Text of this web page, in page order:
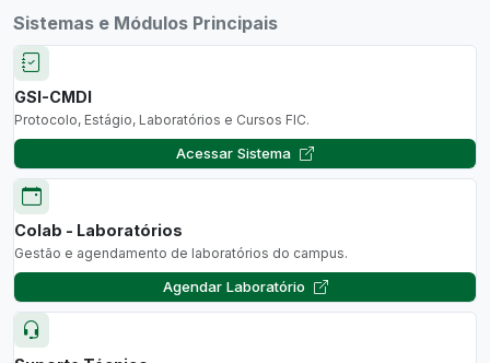
Sistemas e Módulos Principais
GSI-CMDI
Protocolo, Estágio, Laboratórios e Cursos FIC.
Acessar Sistema
Colab - Laboratórios
Gestão e agendamento de laboratórios do campus.
Agendar Laboratório